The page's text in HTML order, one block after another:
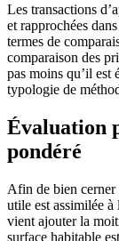
Les transactions
et rapprochées
termes de
comparaison des
pas moins qu’il est
typologie de
Évaluation
pondéré
Afin de bien cerner
utile est assimilée
vient ajouter la
surface habitable